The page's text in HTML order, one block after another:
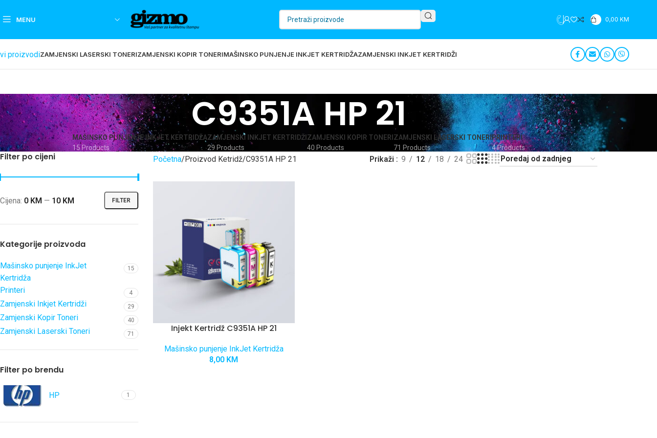
MENU 0,00 KM
proizvodiZAMJENSKI LASERSKI TONERIZAMJENSKI KOPIR TONERIMAŠINSKO PUNJENJE INKJET KERTRIDŽAZAMJENSKI INKJET KERTRIDŽI
C9351A HP 21
MAŠINSKO PUNJENJE INKJET KERTRIDŽA
15 Products
ZAMJENSKI INKJET KERTRIDŽI
29 Products
ZAMJENSKI KOPIR TONERI
40 Products
ZAMJENSKI LASERSKI TONERI
71 Products
PRINTERI
4 Products
Filter po cijeni
FILTER
Cijena: 0 KM — 10 KM
Kategorije proizvoda
Mašinsko punjenje InkJet
Kertridža
15
Printeri 4
Zamjenski Inkjet Kertridži 29
Zamjenski Kopir Toneri 40
Zamjenski Laserski Toneri 71
Filter po brendu
HP 1
Početna Proizvod Ketridž C9351A HP 21 Prikaži 9 12 18 24
Injekt Kertridž C9351A HP 21
Mašinsko punjenje InkJet Kertridža
8,00 KM